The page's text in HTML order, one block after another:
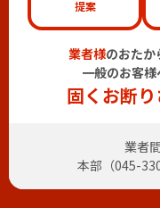
提案
業者様のおたか
一般のお客様
固くお断り
業者
本部（045-